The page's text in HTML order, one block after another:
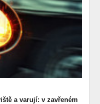
a varují: v zavřeném